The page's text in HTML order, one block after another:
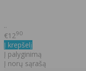
..
€1290
Į krepšelį
Į palyginimą
Į norų sąrašą